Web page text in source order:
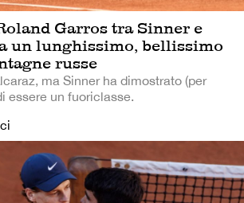
Garros tra Sinner e
un lunghissimo, bellissimo
russe
ma Sinner ha dimostrato (per
essere un fuoriclasse.